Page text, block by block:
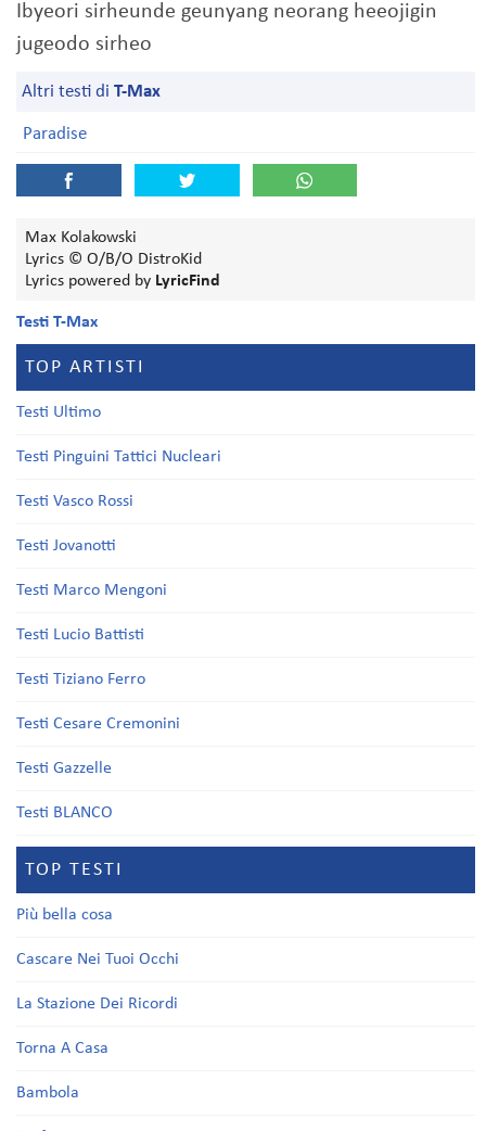
Ibyeori sirheunde geunyang neorang heeojigin
jugeodo sirheo
Altri testi di T-Max
Paradise
Max Kolakowski
Lyrics © O/B/O DistroKid
Lyrics powered by LyricFind
Testi T-Max
TOP ARTISTI
Testi Ultimo
Testi Pinguini Tattici Nucleari
Testi Vasco Rossi
Testi Jovanotti
Testi Marco Mengoni
Testi Lucio Battisti
Testi Tiziano Ferro
Testi Cesare Cremonini
Testi Gazzelle
Testi BLANCO
TOP TESTI
Più bella cosa
Cascare Nei Tuoi Occhi
La Stazione Dei Ricordi
Torna A Casa
Bambola